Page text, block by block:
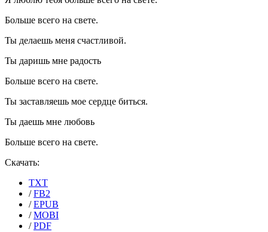
Больше всего на свете.
Ты делаешь меня счастливой.
Ты даришь мне радость
Больше всего на свете.
Ты заставляешь мое сердце биться.
Ты даешь мне любовь
Больше всего на свете.
Скачать:
TXT
/FB2
/EPUB
/MOBI
/PDF